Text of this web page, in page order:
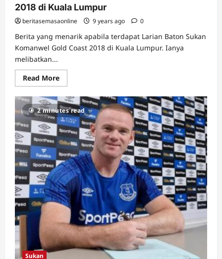
2018 di Kuala Lumpur
beritasemasaonline 9 years ago 0
Berita yang menarik apabila terdapat Larian Baton Sukan
Komanwel Gold Coast 2018 di Kuala Lumpur. Ianya
melibatkan...
Read MoreRead
more
Larian
Baton
Sukan
Komanwel
Gold
Coast
2018
di
Kuala
Lumpur
2 minutes read
Sukan